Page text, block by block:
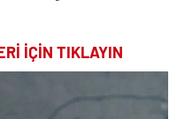
İÇİN TIKLAYIN